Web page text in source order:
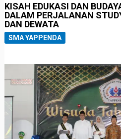
KISAH EDUKASI DAN
DALAM PERJALANAN
DAN DEWATA
SMA YAPPENDA